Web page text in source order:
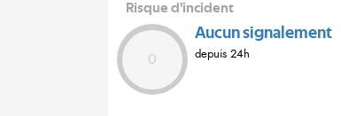
Risque d'incident
0
Aucun signalement
depuis 24h